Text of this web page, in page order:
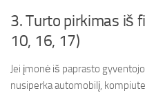
3. Turto pirkimas iš
10, 16, 17)
Jei įmonė iš paprasto
nusiperka automobilį,